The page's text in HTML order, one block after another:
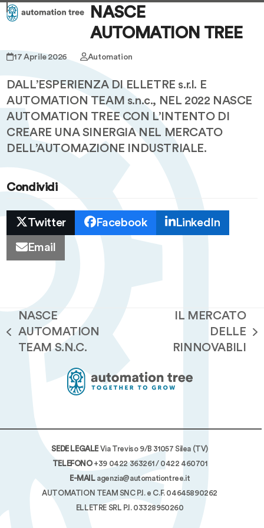
Skip
to
Open
mobile
Close
mobile
NASCE
AUTOMATION TREE
17 Aprile 2026 Automation
DALL’ESPERIENZA DI ELLETRE s.r.l. E
AUTOMATION TEAM s.n.c., NEL 2022 NASCE
AUTOMATION TREE CON L’INTENTO DI
CREARE UNA SINERGIA NEL MERCATO
DELL’AUTOMAZIONE INDUSTRIALE.
Condividi
Twitter Facebook LinkedIn
Email
post
precedente:
NASCE
AUTOMATION
TEAM S.N.C.
successivo:
IL MERCATO
DELLE
RINNOVABILI
SEDE LEGALE Via Treviso 9/B 31057 Silea (TV)
TELEFONO+39 0422 363261/ 0422 460701
E-MAIL agenzia@automationtree.it
AUTOMATION TEAM SNC P.I. e C.F. 04645890262
ELLETRE SRL P.I. 03328950260